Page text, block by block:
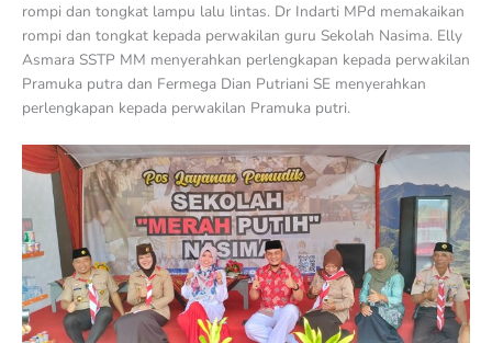
rompi dan tongkat lampu lalu lintas. Dr Indarti MPd memakaikan
rompi dan tongkat kepada perwakilan guru Sekolah Nasima. Elly
Asmara SSTP MM menyerahkan perlengkapan kepada perwakilan
Pramuka putra dan Fermega Dian Putriani SE menyerahkan
perlengkapan kepada perwakilan Pramuka putri.